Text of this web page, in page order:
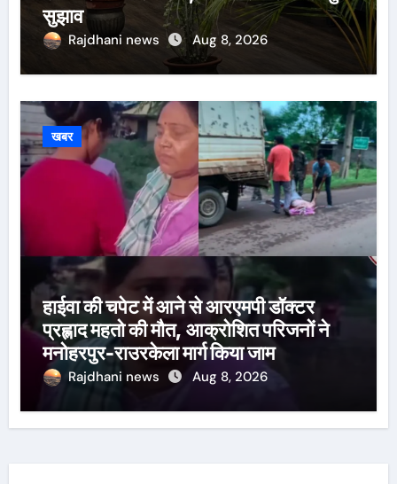
सुझाव
Rajdhani news Aug 8, 2026
खबर
हाईवा की चपेट में आने से आरएमपी डॉक्टर
प्रह्लाद महतो की मौत, आक्रोशित परिजनों ने
मनोहरपुर-राउरकेला मार्ग किया जाम
Rajdhani news Aug 8, 2026